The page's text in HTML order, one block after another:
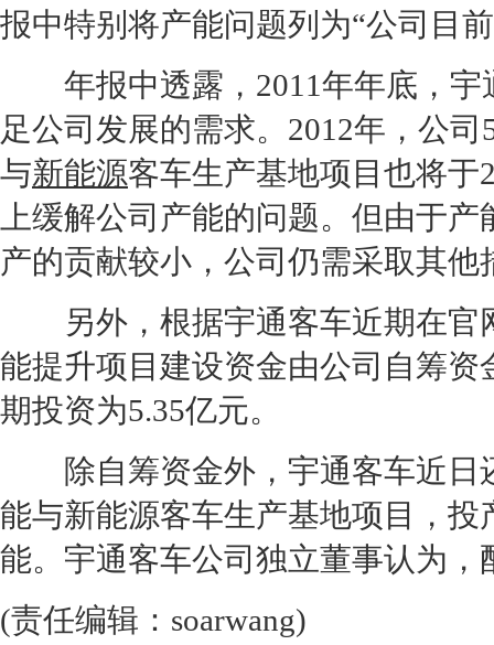
报中特别将产能问题列为“公司目
年报中透露，2011年年底，宇
足公司发展的需求。2012年，公
与新能源客车生产基地项目也将于
上缓解公司 产能的问题。但由于产
产的贡献较小，公司仍需采取其他
另外，根据宇通客车近期在官
能提升项目建设资金由公司自筹
期投资为5.35亿元。
除自筹资金外，宇通客车近日
能与新能源客车生产基地项目，投
能。宇通客车公司独立董事认为
(责任编辑：soarwang)